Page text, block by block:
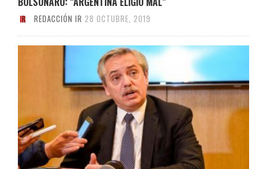
REDACCIÓN IR 28 OCTUBRE, 2019